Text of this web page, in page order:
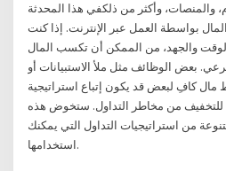
والمنصات، وأكثر من ذلكفي هذا المحدثة
المال بواسطة العمل عبر الإنترنت. إذا كنت
والجهد، من الممكن أن تكسب المال
بعض الوظائف مثل ملأ الاستبيانات أو
مال كافِ لبعض قد يكون إتباع استراتيجية
للتخفيف من مخاطر التداول. ستخوض هذه
من استراتيجيات التداول التي يمكنك
استخدامها.